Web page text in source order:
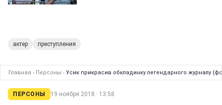
актер преступления
Главная › Персоны › Усик прикрасив обкладинку легендарного журналу
ПЕРСОНЫ 19 ноября 2018 · 13:58